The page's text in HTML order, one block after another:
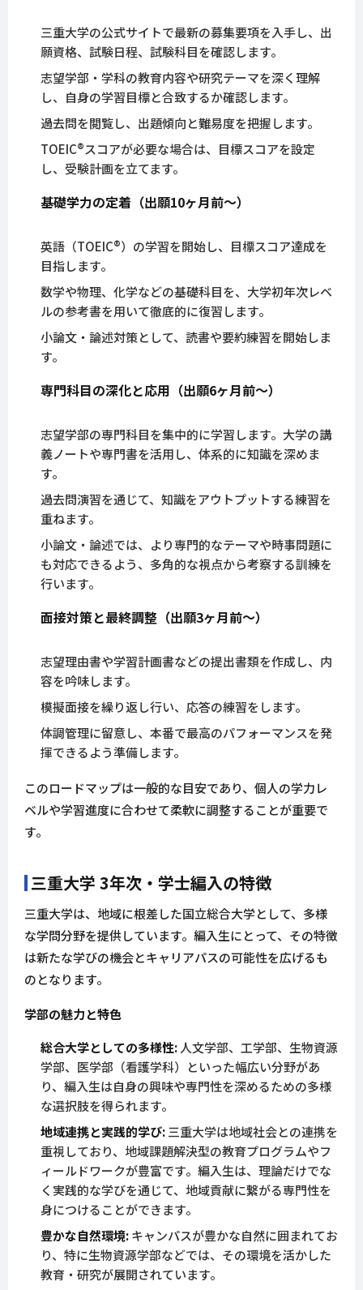
三重大学の公式サイトで最新の募集要項を入手し、出
願資格、試験日程、試験科目を確認します。
志望学部・学科の教育内容や研究テーマを深く理解
し、自身の学習目標と合致するか確認します。
過去問を閲覧し、出題傾向と難易度を把握します。
TOEIC®スコアが必要な場合は、目標スコアを設定
し、受験計画を立てます。
基礎学力の定着（出願10ヶ月前～）
英語（TOEIC®）の学習を開始し、目標スコア達成を
目指します。
数学や物理、化学などの基礎科目を、大学初年次レベ
ルの参考書を用いて徹底的に復習します。
小論文・論述対策として、読書や要約練習を開始しま
す。
専門科目の深化と応用（出願6ヶ月前～）
志望学部の専門科目を集中的に学習します。大学の講
義ノートや専門書を活用し、体系的に知識を深めま
す。
過去問演習を通じて、知識をアウトプットする練習を
重ねます。
小論文・論述では、より専門的なテーマや時事問題に
も対応できるよう、多角的な視点から考察する訓練を
行います。
面接対策と最終調整（出願3ヶ月前～）
志望理由書や学習計画書などの提出書類を作成し、内
容を吟味します。
模擬面接を繰り返し行い、応答の練習をします。
体調管理に留意し、本番で最高のパフォーマンスを発
揮できるよう準備します。
このロードマップは一般的な目安であり、個人の学力レ
ベルや学習進度に合わせて柔軟に調整することが重要で
す。
三重大学 3年次・学士編入の特徴
三重大学は、地域に根差した国立総合大学として、多様
な学問分野を提供しています。編入生にとって、その特徴
は新たな学びの機会とキャリアパスの可能性を広げるも
のとなります。
学部の魅力と特色
総合大学としての多様性: 人文学部、工学部、生物資源
学部、医学部（看護学科）といった幅広い分野があ
り、編入生は自身の興味や専門性を深めるための多様
な選択肢を得られます。
地域連携と実践的学び:三重大学は地域社会との連携を
重視しており、地域課題解決型の教育プログラムやフ
ィールドワークが豊富です。編入生は、理論だけでな
く実践的な学びを通じて、地域貢献に繋がる専門性を
身につけることができます。
豊かな自然環境:キャンパスが豊かな自然に囲まれてお
り、特に生物資源学部などでは、その環境を活かした
教育・研究が展開されています。